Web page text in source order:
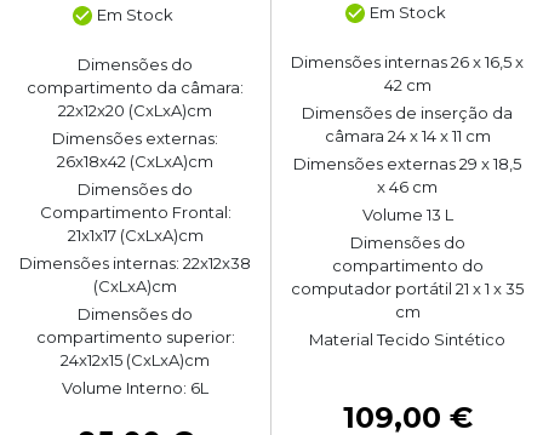
Em Stock
Dimensões do
compartimento da câmara:
22x12x20 (CxLxA)cm
Dimensões externas:
26x18x42 (CxLxA)cm
Dimensões do
Compartimento Frontal:
21x1x17 (CxLxA)cm
Dimensões internas: 22x12x38
(CxLxA)cm
Dimensões do
compartimento superior:
24x12x15 (CxLxA)cm
Volume Interno: 6L
Em Stock
Dimensões internas 26 x 16,5 x
42 cm
Dimensões de inserção da
câmara 24 x 14 x 11 cm
Dimensões externas 29 x 18,5
x 46 cm
Volume 13 L
Dimensões do
compartimento do
computador portátil 21 x 1 x 35
cm
Material Tecido Sintético
109,00 €